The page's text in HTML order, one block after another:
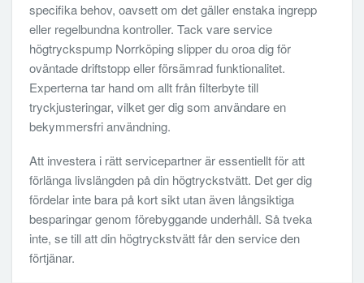
specifika behov, oavsett om det gäller enstaka ingrepp
eller regelbundna kontroller. Tack vare service
högtryckspump Norrköping slipper du oroa dig för
oväntade driftstopp eller försämrad funktionalitet.
Experterna tar hand om allt från filterbyte till
tryckjusteringar, vilket ger dig som användare en
bekymmersfri användning.
Att investera i rätt servicepartner är essentiellt för att
förlänga livslängden på din högtryckstvätt. Det ger dig
fördelar inte bara på kort sikt utan även långsiktiga
besparingar genom förebyggande underhåll. Så tveka
inte, se till att din högtryckstvätt får den service den
förtjänar.